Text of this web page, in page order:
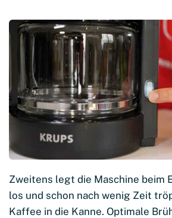
Zweitens legt die Maschine beim
los und schon nach wenig Zeit
Kaffee in die Kanne. Optimale